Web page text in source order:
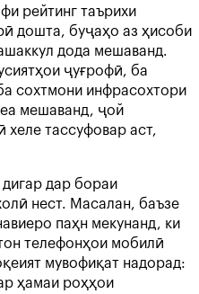
рейтинг таърихи
дошта, буҷаҳо аз ҳисоби
дода мешаванд.
ҷуғрофӣ, ба
сохтмони инфрасохтори
мешаванд, ҷой
тассуфовар аст,
дар бораи
нест. Масалан, баъзе
паҳн мекунанд, ки
телефонҳои мобилӣ
мувофиқат надорад:
ҳамаи роҳҳои